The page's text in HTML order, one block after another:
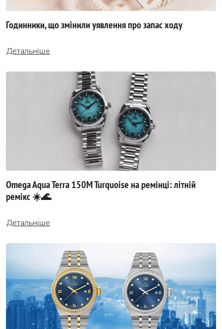
Годинники, що змінили уявлення про запас ходу
Детальніше
Omega Aqua Terra 150M Turquoise на ремінці: літній
ремікс ☀️🌊
Детальніше